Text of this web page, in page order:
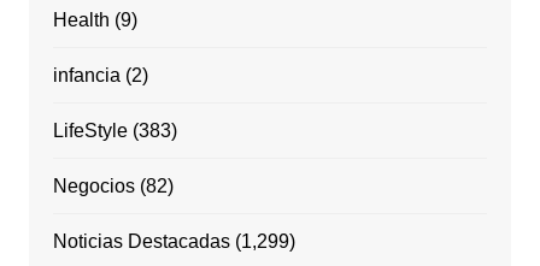
Health (9)
infancia (2)
LifeStyle(383)
Negocios(82)
Noticias Destacadas(1,299)